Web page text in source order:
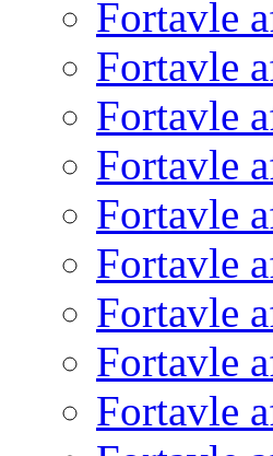
Fortavle
Fortavle
Fortavle
Fortavle
Fortavle
Fortavle
Fortavle
Fortavle
Fortavle